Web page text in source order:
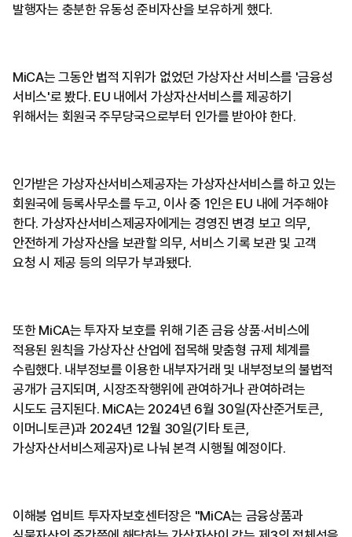
발행자는 충분한 유동성 준비자산을 보유하게 했다.
MiCA는 그동안 법적 지위가 없었던 가상자산 서비스를 '금융성
서비스'로 봤다. EU 내에서 가상자산서비스를 제공하기
위해서는 회원국 주무당국으로부터 인가를 받아야 한다.
인가받은 가상자산서비스제공자는 가상자산서비스를 하고 있는
회원국에 등록사무소를 두고, 이사 중 1인은 EU 내에 거주해야
한다. 가상자산서비스제공자에게는 경영진 변경 보고 의무,
안전하게 가상자산을 보관할 의무, 서비스 기록 보관 및 고객
요청 시 제공 등의 의무가 부과됐다.
또한 MiCA는 투자자 보호를 위해 기존 금융 상품·서비스에
적용된 원칙을 가상자산 산업에 접목해 맞춤형 규제 체계를
수립했다. 내부정보를 이용한 내부자거래 및 내부정보의 불법적
공개가 금지되며, 시장조작행위에 관여하거나 관여하려는
시도도 금지된다. MiCA는 2024년 6월 30일(자산준거토큰,
이머니토큰)과 2024년 12월 30일(기타 토큰,
가상자산서비스제공자)로 나눠 본격 시행될 예정이다.
이해붕 업비트 투자자보호센터장은 "MiCA는 금융상품과